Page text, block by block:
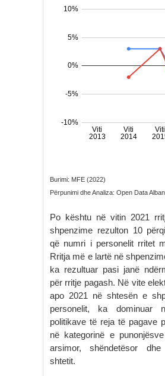
Burimi: MFE (2022)
Përpunimi dhe Analiza: Open Data
Po kështu në vitin 2021
shpenzime rezulton 10
që numri i personelit rritet
Rritja më e lartë në
ka rezultuar pasi janë
për rritje pagash. Në vite
apo 2021 në shtesën e
personelit, ka dominuar
politikave të reja të pagave
në kategorinë e
arsimor, shëndetësor
shtetit.